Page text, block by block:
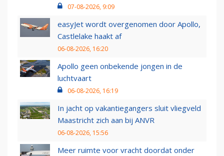
07-08-2026, 9:09
easyJet wordt overgenomen door Apollo,
Castlelake haakt af
06-08-2026, 16:20
Apollo geen onbekende jongen in de
luchtvaart
06-08-2026, 16:19
In jacht op vakantiegangers sluit vliegveld
Maastricht zich aan bij ANVR
06-08-2026, 15:56
Meer ruimte voor vracht doordat onder